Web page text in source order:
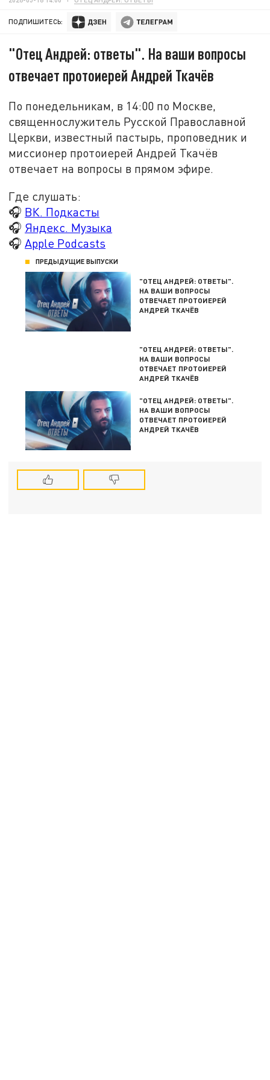
ПОДПИШИТЕСЬ:
"Отец Андрей: ответы". На ваши вопросы
отвечает протоиерей Андрей Ткачёв
По понедельникам, в 14:00 по Москве,
священнослужитель Русской Православной
Церкви, известный пастырь, проповедник и
миссионер протоиерей Андрей Ткачёв
отвечает на вопросы в прямом эфире.
Где слушать:
🎧 ВК. Подкасты
🎧 Яндекс. Музыка
🎧 Apple Podcasts
ПРЕДЫДУЩИЕ ВЫПУСКИ
"ОТЕЦ АНДРЕЙ: ОТВЕТЫ".
НА ВАШИ ВОПРОСЫ
ОТВЕЧАЕТ ПРОТОИЕРЕЙ
АНДРЕЙ ТКАЧЁВ
"ОТЕЦ АНДРЕЙ: ОТВЕТЫ".
НА ВАШИ ВОПРОСЫ
ОТВЕЧАЕТ ПРОТОИЕРЕЙ
АНДРЕЙ ТКАЧЁВ
"ОТЕЦ АНДРЕЙ: ОТВЕТЫ".
НА ВАШИ ВОПРОСЫ
ОТВЕЧАЕТ ПРОТОИЕРЕЙ
АНДРЕЙ ТКАЧЁВ